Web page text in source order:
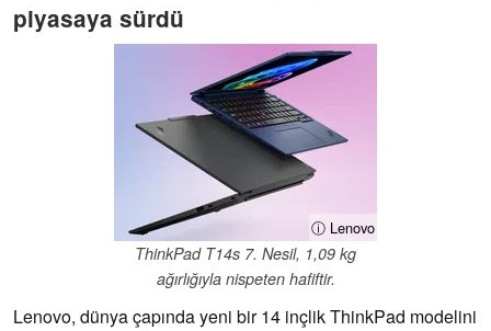
piyasaya sürdü
ⓘ Lenovo
ThinkPad T14s 7. Nesil, 1,09 kg
ağırlığıyla nispeten hafiftir.
Lenovo, dünya çapında yeni bir 14 inçlik ThinkPad modelini